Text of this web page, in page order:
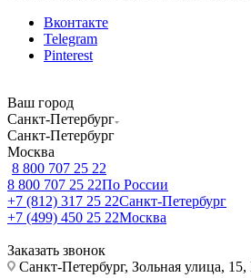
Вконтакте
Telegram
Pinterest
Ваш город
Санкт-Петербург
Санкт-Петербург
Москва
8 800 707 25 22
8 800 707 25 22По России
+7 (812) 317 25 22Санкт-Петербург
+7 (499) 450 25 22Москва
Заказать звонок
Санкт-Петербург, Зольная улица,